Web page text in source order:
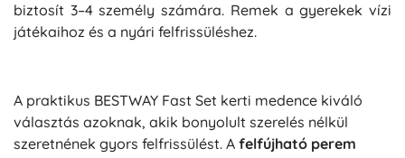
biztosít 3–4 személy számára. Remek a gyerekek vízi
játékaihoz és a nyári felfrissüléshez.
A praktikus BESTWAY Fast Set kerti medence kiváló
választás azoknak, akik bonyolult szerelés nélkül
szeretnének gyors felfrissülést. A felfújható perem